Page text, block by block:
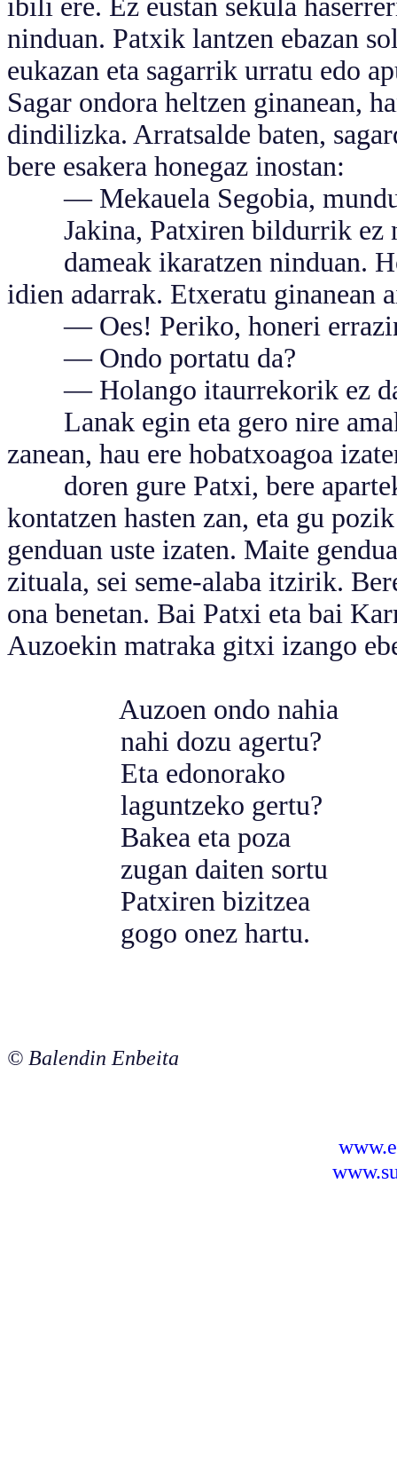
ibili ere. Ez eustan sekula
ninduan. Patxik lantzen ebazan
eukazan eta sagarrik urratu edo
Sagar ondora heltzen ginanean,
dindilizka. Arratsalde baten,
bere esakera honegaz inostan:
— Mekauela Segobia,
Jakina, Patxiren bildurrik ez
dameak ikaratzen ninduan.
idien adarrak. Etxeratu ginanean
— Oes! Periko, honeri
— Ondo portatu da?
— Holango itaurrekorik ez
Lanak egin eta gero nire
zanean, hau ere hobatxoagoa
doren gure Patxi, bere
kontatzen hasten zan, eta gu
genduan uste izaten. Maite
zituala, sei seme-alaba itzirik.
ona benetan. Bai Patxi eta bai
Auzoekin matraka gitxi izango
Auzoen ondo nahia
nahi dozu agertu?
Eta edonorako
laguntzeko gertu?
Bakea eta poza
zugan daiten sortu
Patxiren bizitzea
gogo onez hartu.
© Balendin Enbeita